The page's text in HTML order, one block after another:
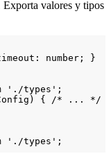
Exporta valores y tipos
number; }
'./types'
{ /* ... */
'./types'